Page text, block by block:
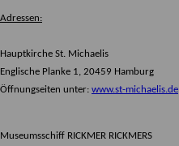
Adressen:
Hauptkirche St. Michaelis
Englische Planke 1, 20459 Hamburg
Öffnungseiten unter: www.st-michaelis.de
Museumsschiff RICKMER RICKMERS